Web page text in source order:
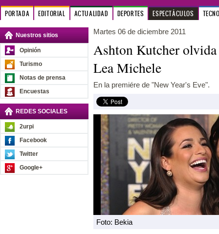
PORTADA EDITORIAL ACTUALIDAD DEPORTES ESPECTÁCULOS
Nuestros sitios
Opinión
Turismo
Notas de prensa
Encuestas
REDES SOCIALES
2urpi
Facebook
Twitter
Google+
Martes 06 de diciembre 2011
Ashton Kutcher
Lea Michele
En la premiére de "New Year's Eve".
Foto: Bekia